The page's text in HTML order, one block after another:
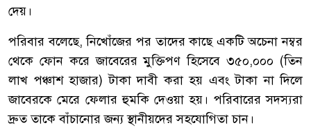
দেয়।
পরিবার বলেছে, নিখোঁজের পর তাদের কাছে একটি অচেনা নম্বর
থেকে ফোন করে জাবেরের মুক্তিপণ হিসেবে ৩৫০,০০০ (তিন
লাখ পঞ্চাশ হাজার) টাকা দাবী করা হয় এবং টাকা না দিলে
জাবেরকে মেরে ফেলার হুমকি দেওয়া হয়। পরিবারের সদস্যরা
দ্রুত তাকে বাঁচানোর জন্য স্থানীয়দের সহযোগিতা চান।